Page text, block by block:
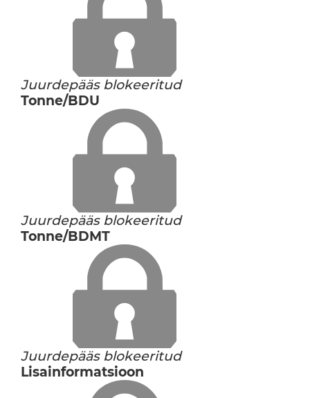
Juurdepääs blokeeritud
Tonne/BDU
Juurdepääs blokeeritud
Tonne/BDMT
Juurdepääs blokeeritud
Lisainformatsioon